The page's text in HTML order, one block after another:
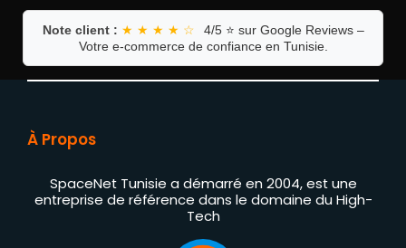
Note client : ★ ★ ★ ★ ☆
4/5 ⭐ sur Google Reviews –
Votre e-commerce de confiance en Tunisie.
À Propos
SpaceNet Tunisie a démarré en 2004, est une
entreprise de référence dans le domaine du High-
Tech